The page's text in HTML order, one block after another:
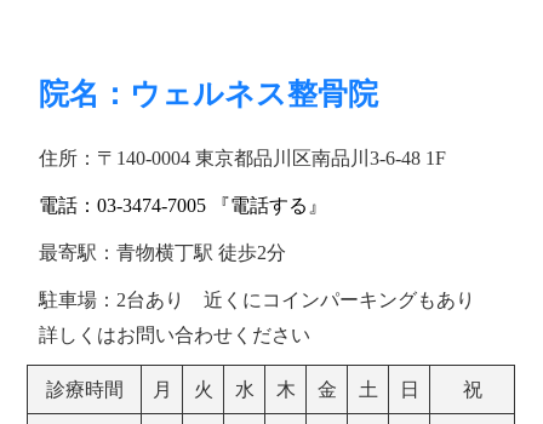
院名：ウェルネス整骨院
住所：〒140-0004 東京都品川区南品川3-6-48 1F
電話：03-3474-7005 『電話する』
最寄駅：青物横丁駅 徒歩2分
駐車場：2台あり 近くにコインパーキングもあり
詳しくはお問い合わせください
診療時間 月 火 水 木 金 土 日 祝